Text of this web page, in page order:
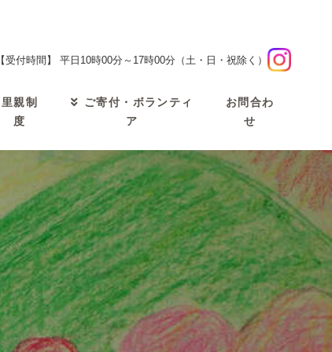
【受付時間】 平日10時00分～17時00分（土・日・祝除く）
里親制
度
ご寄付・ボランティ
ア
お問合わ
せ